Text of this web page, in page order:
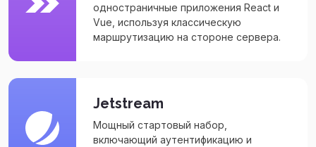
одностраничные приложения React и
Vue, используя классическую
маршрутизацию на стороне сервера.
Jetstream
Мощный стартовый набор,
включающий аутентификацию и